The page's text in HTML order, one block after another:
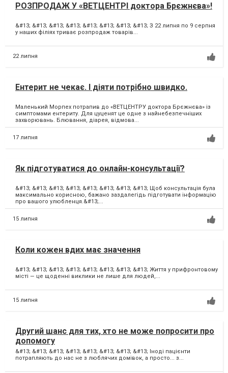
РОЗПРОДАЖ У «ВЕТЦЕНТРІ доктора Брєжнєва»!
&#13; &#13; &#13; &#13; &#13; &#13; &#13; &#13; З 22 липня по 9 серпня
у наших філіях триває розпродаж товарів...
22 липня
Ентерит не чекає. І діяти потрібно швидко.
Маленький Морпех потрапив до «ВЕТЦЕНТРУ доктора Брєжнєва» із
симптомами ентериту. Для цуценят це одне з найнебезпечніших
захворювань. Блювання, діарея, відмова...
17 липня
Як підготуватися до онлайн-консультації?
&#13; &#13; &#13; &#13; &#13; &#13; &#13; &#13; Щоб консультація була
максимально корисною, бажано заздалегідь підготувати інформацію
про вашого улюбленця.&#13;...
15 липня
Коли кожен вдих має значення
&#13; &#13; &#13; &#13; &#13; &#13; &#13; &#13; Життя у прифронтовому
місті — це щоденні виклики не лише для людей,...
15 липня
Другий шанс для тих, хто не може попросити про
допомогу
&#13; &#13; &#13; &#13; &#13; &#13; &#13; &#13; Іноді пацієнти
потрапляють до нас не з люблячих домівок, а просто... з...